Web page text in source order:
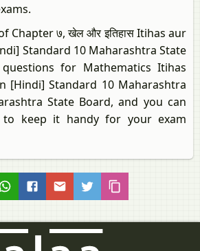
Chapter ७, खेल और इतिहास Itihas aur
Standard 10 Maharashtra State
for Mathematics Itihas
[Hindi] Standard 10 Maharashtra
State Board, and you can
to keep it handy for your exam